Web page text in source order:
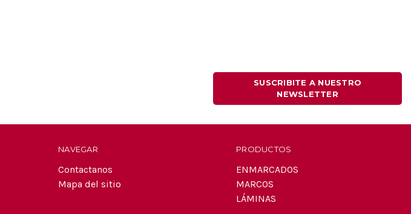
SUSCRIBITE A NUESTRO
NEWSLETTER
NAVEGAR
Contactanos
Mapa del sitio
PRODUCTOS
ENMARCADOS
MARCOS
LÁMINAS